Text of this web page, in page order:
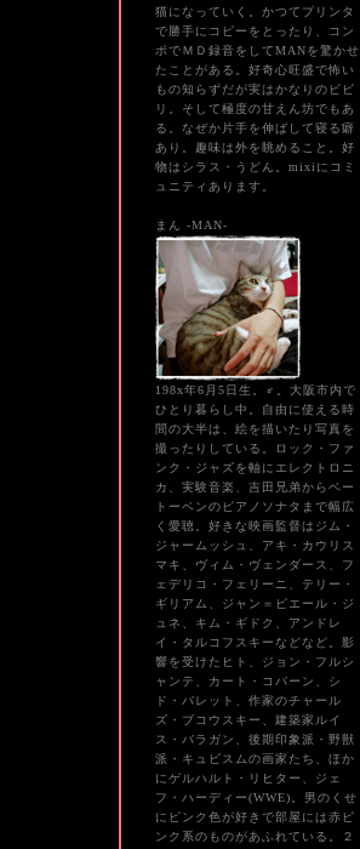
猫になっていく。かつてプリンタ
で勝手にコピーをとったり、コン
ポでＭＤ録音をしてMANを驚かせ
たことがある。好奇心旺盛で怖い
もの知らずだが実はかなりのビビ
リ。そして極度の甘えん坊でもあ
る。なぜか片手を伸ばして寝る癖
あり。趣味は外を眺めること。好
物はシラス・うどん。mixiにコミ
ュニティあります。
まん -MAN-
198x年6月5日生。♂。大阪市内で
ひとり暮らし中。自由に使える時
間の大半は、絵を描いたり写真を
撮ったりしている。ロック・ファ
ンク・ジャズを軸にエレクトロニ
カ、実験音楽、吉田兄弟からベー
トーベンのピアノソナタまで幅広
く愛聴。好きな映画監督はジム・
ジャームッシュ、アキ・カウリス
マキ、ヴィム・ヴェンダース、フ
ェデリコ・フェリーニ、テリー・
ギリアム、ジャン＝ピエール・ジ
ュネ、キム・ギドク、アンドレ
イ・タルコフスキーなどなど。影
響を受けたヒト、ジョン・フルシ
ャンテ、カート・コバーン、シ
ド・バレット、作家のチャール
ズ・ブコウスキー、建築家ルイ
ス・バラガン、後期印象派・野獣
派・キュビスムの画家たち、ほか
にゲルハルト・リヒター、ジェ
フ・ハーディー(WWE)。男のくせ
にピンク色が好きで部屋には赤ピ
ンク系のものがあふれている。２